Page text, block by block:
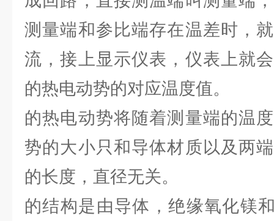
测量端和参比端存在温差时，
流，接上显示仪表，仪表上就
的热电动势的对应温度值。
的热电动势将随着测量端的温
势的大小只和导体材质以及两
的长度，直径无关。
的结构是由导体，绝缘氧化镁